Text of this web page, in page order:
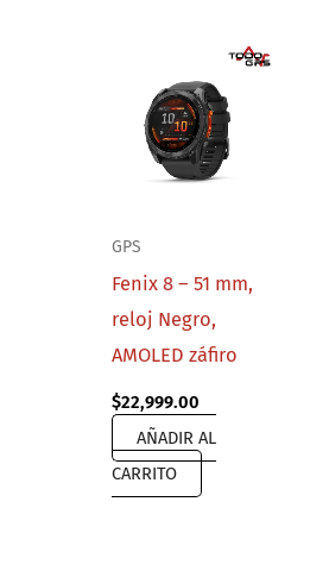
GPS
Fenix 8 – 51 mm,
reloj Negro,
AMOLED záfiro
$22,999.00
AÑADIR AL
CARRITO